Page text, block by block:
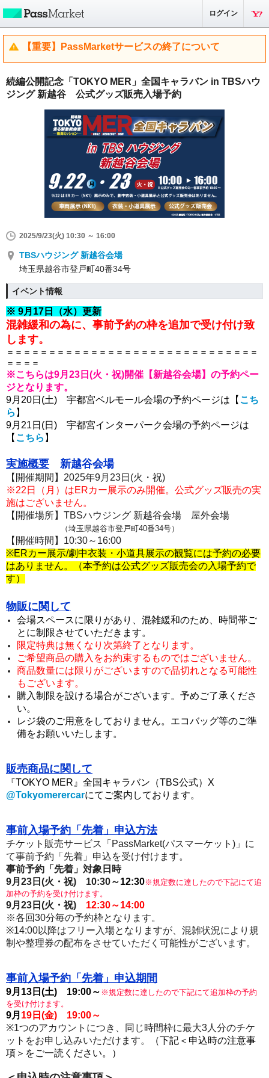
ログイン
【重要】PassMarketサービスの終了について
続編公開記念「TOKYO MER」全国キャラバン in TBSハウ
ジング 新越谷 公式グッズ販売入場予約
2025/9/23(火) 10:30 ～ 16:00
TBSハウジング 新越谷会場
埼玉県越谷市登戸町40番34号
イベント情報
※ 9月17日（水）更新
混雑緩和の為に、事前予約の枠を追加で受け付け致
します。
＝＝＝＝＝＝＝＝＝＝＝＝＝＝＝＝＝＝＝＝＝＝＝＝＝＝＝＝＝＝
＝＝＝＝
※こちらは9月23日(火・祝)開催【新越谷会場】の予約ペー
ジとなります。
9月20日(土) 宇都宮ベルモール会場の予約ページは【 こち
ら 】
9月21日(日) 宇都宮インターパーク会場の予約ページは
【 こちら 】
実施概要 新越谷会場
【開催期間】2025年9月23日(火・祝)
※22日（月）はERカー展示のみ開催。公式グッズ販売の実
施はございません。
【開催場所】TBSハウジング 新越谷会場 屋外会場
（埼玉県越谷市登戸町40番34号）
【開催時間】10:30～16:00
※ERカー展示/劇中衣装・小道具展示の観覧には予約の必要
はありません。
（本予約は公式グッズ販売会の入場予約で
す）
物販に関して
会場スペースに限りがあり、混雑緩和のため、時間帯ご
とに制限させていただきます。
限定特典は無くなり次第終了となります。
ご希望商品の購入をお約束するものではございません。
商品数量には限りがございますので品切れとなる可能性
もございます。
購入制限を設ける場合がございます。予めご了承くださ
い。
レジ袋のご用意をしておりません。エコバッグ等のご準
備をお願いいたします。
販売商品に関して
『TOKYO MER』全国キャラバン（TBS公式）X
@Tokyomerercarにて ご案内しております。
事前入場予約「先着」申込方法
チケット販売サービス「PassMarket(パスマーケット)」に
て事前予約「先着」申込を受け付けます。
事前予約「先着」対象日時
9月23日(火・祝) 10:30～12:30※規定数に達したので下記にて追
加枠の予約を受け付けます。
9月23日(火・祝)
12:30～14:00
※各回30分毎の予約枠となります。
※14:00以降はフリー入場となりますが、混雑状況により規
制や整理券の配布をさせていただく可能性がございます。
事前入場予約「先着」申込期間
9月13日(土) 19:00～ ※規定数に達したので下記にて追加枠の予約
を受け付けます。
9月 19日(金) 19:00～
※1つのアカウントにつき、同じ時間枠に最大3人分のチケ
ットをお申し込みいただけます。
（下記＜申込時の注意事
項＞をご一読ください。）